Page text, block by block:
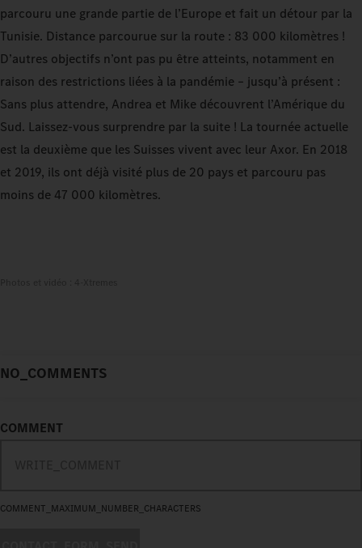
parcouru une grande partie de l’Europe et fait un détour par la
Tunisie. Distance parcourue sur la route : 83 000 kilomètres !
D’autres objectifs n’ont pas pu être atteints, notamment en
raison des restrictions liées à la pandémie – jusqu’à présent :
Sans plus attendre, Andrea et Mike découvrent l’Amérique du
Sud. Laissez-vous surprendre par la suite ! La tournée actuelle
est la deuxième que les Suisses vivent avec leur Axor. En 2018
et 2019, ils ont déjà visité plus de 20 pays et parcouru pas
moins de 47 000 kilomètres.
NO_COMMENTS
COMMENT
COMMENT_MAXIMUM_NUMBER_CHARACTERS